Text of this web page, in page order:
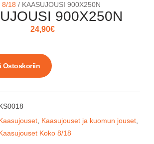
8/18 / KAASUJOUSI 900X250N
900X250N
24,90€
Ostoskoriin
Kaasujouset ja kuomun jouset
Koko 8/18